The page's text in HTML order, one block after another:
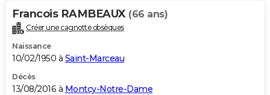
Francois RAMBEAUX (66 ans)
Créer une cagnotte obsèques
Naissance
10/02/1950 à Saint-Marceau
Décès
13/08/2016 à Montcy-Notre-Dame